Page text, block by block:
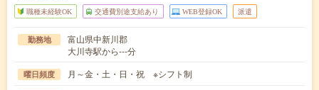
職種未経験OK 交通費別途支給あり WEB登録OK 派遣
勤務地
富山県中新川郡
大川寺駅から---分
曜日頻度 月～金・土・日・祝 ※シフト制